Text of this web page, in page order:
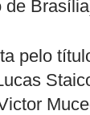
de
pelo